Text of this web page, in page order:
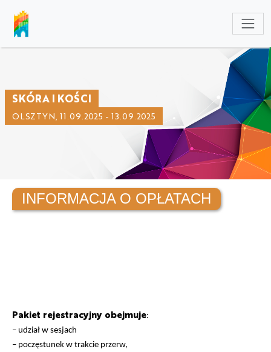
SKÓRA I KOŚCI
OLSZTYN, 11.09.2025 - 13.09.2025
INFORMACJA O OPŁATACH
Pakiet rejestracyjny obejmuje:
– udział w sesjach
– poczęstunek w trakcie przerw,